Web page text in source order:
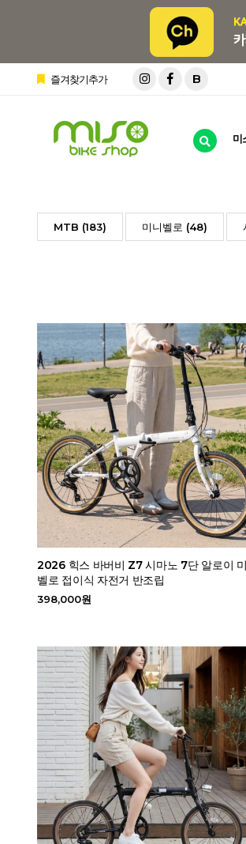
즐겨찾기추가 B
미
MTB (183) 미니벨로 (48)
2026 힉스 바버비 Z7 시마노 7단 알로이
벨로 접이식 자전거 반조립
398,000원